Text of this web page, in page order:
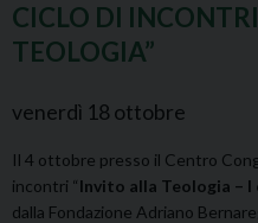
CICLO DI
TEOLOGIA”
venerdì 18 ottobre
Il 4 ottobre presso il Centro
incontri “Invito alla Teologia – I
dalla Fondazione Adriano